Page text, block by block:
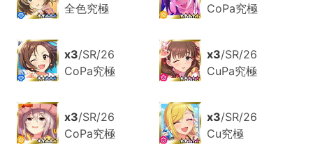
全色究極
CoPa究極
x3/SR/26
CoPa究極
x3/SR/26
CuPa究極
x3/SR/26
CoPa究極
x3/SR/26
Cu究極